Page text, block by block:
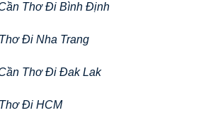
Thơ Đi Bình Định
Đi Nha Trang
Thơ Đi Đak Lak
Đi HCM